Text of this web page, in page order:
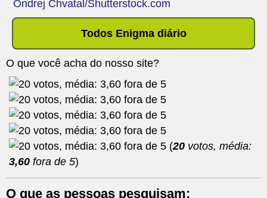
Ondrej Chvatal/Shutterstock.com
Todos Enigma diário
O que você acha do nosso site?
(20 votos, média:
3,60 fora de 5)
O que as pessoas pesquisam: